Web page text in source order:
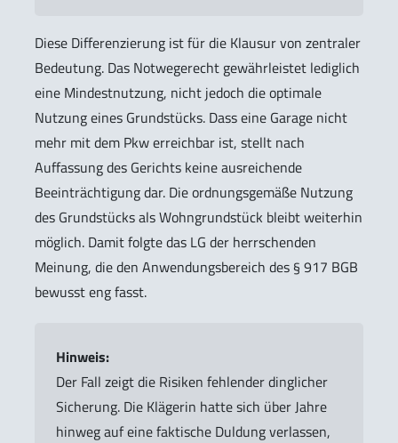
Diese Differenzierung ist für die Klausur von zentraler
Bedeutung. Das Notwegerecht gewährleistet lediglich
eine Mindestnutzung, nicht jedoch die optimale
Nutzung eines Grundstücks. Dass eine Garage nicht
mehr mit dem Pkw erreichbar ist, stellt nach
Auffassung des Gerichts keine ausreichende
Beeinträchtigung dar. Die ordnungsgemäße Nutzung
des Grundstücks als Wohngrundstück bleibt weiterhin
möglich. Damit folgte das LG der herrschenden
Meinung, die den Anwendungsbereich des § 917 BGB
bewusst eng fasst.
Hinweis:
Der Fall zeigt die Risiken fehlender dinglicher
Sicherung. Die Klägerin hatte sich über Jahre
hinweg auf eine faktische Duldung verlassen,